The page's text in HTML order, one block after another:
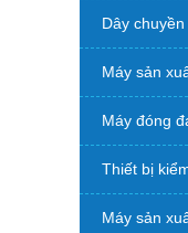
Dây
Máy sản
Máy đóng
Thiết bị
Máy sản